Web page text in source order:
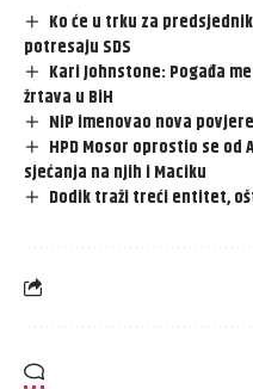
Ko će u trku za
potresaju SDS
Kari Johnstone: Pogađa
žrtava u BiH
NiP imenovao nova
HPD Mosor oprostio se od
sjećanja na njih i Maciku
Dodik traži treći entitet,